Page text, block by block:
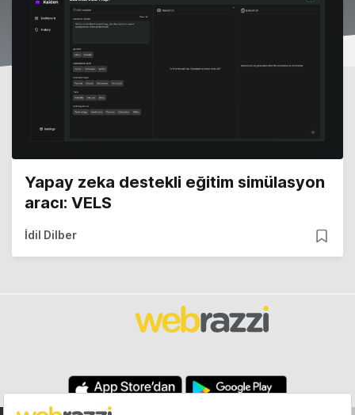
Yapay zeka destekli eğitim simülasyon
aracı: VELS
İdil Dilber